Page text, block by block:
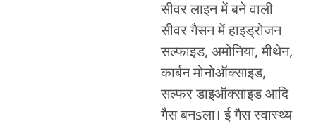
सीवर लाइन में बने वाली
सीवर गैसन में हाइड्रोजन
सल्फाइड, अमोनिया, मीथेन,
कार्बन मोनोऑक्साइड,
सल्फर डाइऑक्साइड आदि
गैस बनsला। ई गैस स्वास्थ्य